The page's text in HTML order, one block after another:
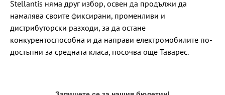
Stellantis няма друг избор, освен да продължи да
намалява своите фиксирани, променливи и
дистрибуторски разходи, за да остане
конкурентоспособна и да направи електромобилите по-
достъпни за средната класа, посочва още Таварес.